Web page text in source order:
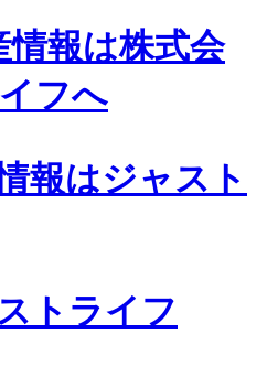
報はジャスト
トライフ